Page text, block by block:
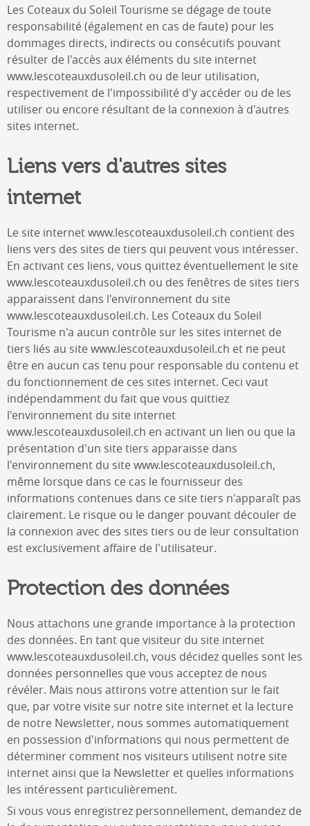
Les Coteaux du Soleil Tourisme se dégage de toute
responsabilité (également en cas de faute) pour les
dommages directs, indirects ou consécutifs pouvant
résulter de l'accès aux éléments du site internet
www.lescoteauxdusoleil.ch ou de leur utilisation,
respectivement de l'impossibilité d'y accéder ou de les
utiliser ou encore résultant de la connexion à d'autres
sites internet.
Liens vers d'autres sites
internet
Le site internetwww.lescoteauxdusoleil.ch contient des
liens vers des sites de tiers qui peuvent vous intéresser.
En activant ces liens, vous quittez éventuellement le site
www.lescoteauxdusoleil.ch ou des fenêtres de sites tiers
apparaissent dans l'environnement du site
www.lescoteauxdusoleil.ch. Les Coteaux du Soleil
Tourisme n'a aucun contrôle sur les sites internet de
tiers liés au site www.lescoteauxdusoleil.ch et ne peut
être en aucun cas tenu pour responsable du contenu et
du fonctionnement de ces sites internet. Ceci vaut
indépendamment du fait que vous quittiez
l'environnement du site internet
www.lescoteauxdusoleil.ch en activant un lien ou que la
présentation d'un site tiers apparaisse dans
l'environnement du site www.lescoteauxdusoleil.ch,
même lorsque dans ce cas le fournisseur des
informations contenues dans ce site tiers n'apparaît pas
clairement. Le risque ou le danger pouvant découler de
la connexion avec des sites tiers ou de leur consultation
est exclusivement affaire de l'utilisateur.
Protection des données
Nous attachons une grande importance à la protection
des données. En tant que visiteur du site internet
www.lescoteauxdusoleil.ch, vous décidez quelles sont les
données personnelles que vous acceptez de nous
révéler. Mais nous attirons votre attention sur le fait
que, par votre visite sur notre site internet et la lecture
de notre Newsletter, nous sommes automatiquement
en possession d'informations qui nous permettent de
déterminer comment nos visiteurs utilisent notre site
internet ainsi que la Newsletter et quelles informations
les intéressent particulièrement.
Si vous vous enregistrez personnellement, demandez de